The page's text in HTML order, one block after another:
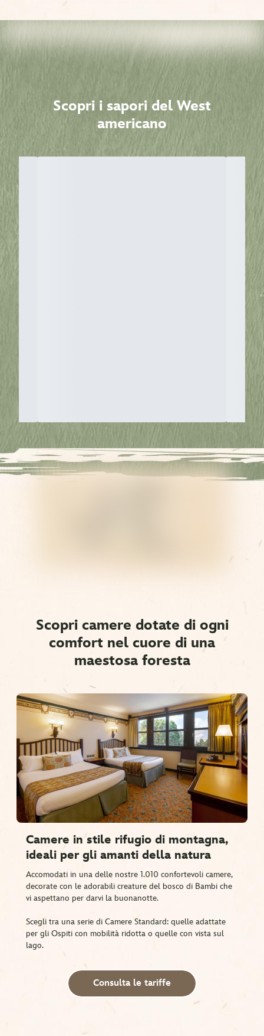
Scopri i sapori del West
americano
Scopri camere dotate di ogni
comfort nel cuore di una
maestosa foresta
Camere in stile rifugio di montagna,
ideali per gli amanti della natura
Accomodati in una delle nostre 1.010 confortevoli camere,
decorate con le adorabili creature del bosco di Bambi che
vi aspettano per darvi la buonanotte.
Scegli tra una serie di Camere Standard: quelle adattate
per gli Ospiti con mobilità ridotta o quelle con vista sul
lago.
Consulta le tariffe